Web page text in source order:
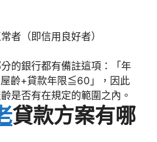
者（即信用良好者）
的銀行都有備註這項：「年
齡+貸款年限≦60」，因此
是否有在規定的範圍之內。
貸款方案有哪